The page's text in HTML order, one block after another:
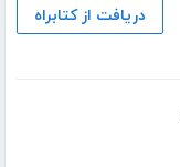
دریافت از کتابراه